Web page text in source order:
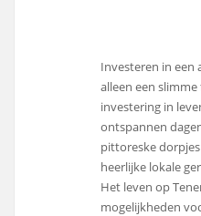
Investeren in een
alleen een
investering in
ontspannen
pittoreske
heerlijke lokale
Het leven op
mogelijkheden